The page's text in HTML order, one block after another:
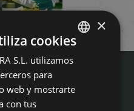
SPANISH
×
cookies
S.L. utilizamos
para
web y mostrarte
con tus